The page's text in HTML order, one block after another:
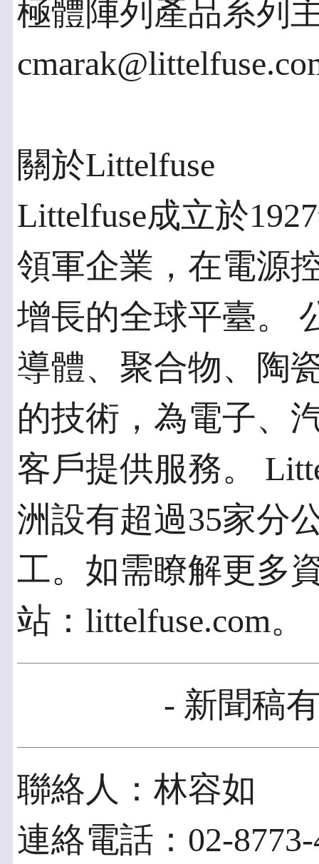
極體陣列產品系列
關於Littelfuse
Littelfuse成立於
領軍企業，在電源
增長的全球平臺。
導體、聚合物、陶
的技術，為電子、
客戶提供服務。
洲設有超過35家分
工。如需瞭解更多
站：littelfuse.com。
- 新聞稿
聯絡人：林容如
連絡電話：02-8773-